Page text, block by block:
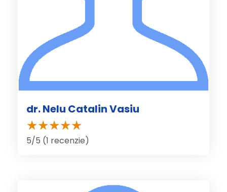
dr. Nelu Catalin Vasiu
5/5 (1 recenzie)